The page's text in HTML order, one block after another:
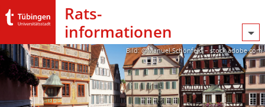
Rats­
informationen
Bild: @Manuel Schönfeld – stock.adobe.com